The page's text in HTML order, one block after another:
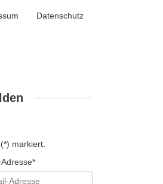
Datenschutz
markiert.